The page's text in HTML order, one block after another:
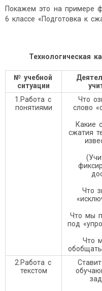
Покажем это на примере
6 классе «Подготовка к
Технологическая
№ учебной
ситуации
1.Работа с
понятиями
Что
слово
Какие
сжатия
Что
Что мы
под
Что
2.Работа с
текстом